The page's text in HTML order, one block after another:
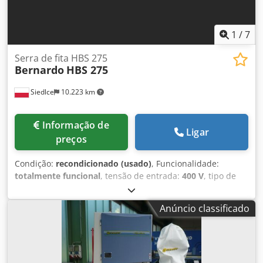
1 /7
Siedlce 10.223 km
Serra de fita HBS 275
Bernardo HBS 275
preços
Ligar
Condição: recondicionado (usado), Funcionalidade:
totalmente funcional, tensão de entrada: 400 V, tipo de
, Equipamento:
modelo Bernardo HBS 275 é um dos mais conhecidos e
respeitados modelos de serra de fita na Europa. Nesta
faixa de capacidade de corte, é sem dúvida a melhor
escolha. Serra de fita precisa para uso universal, robusta,
rígida e confiável. Braço giratório para cortes em ângulo de
Anúncio classificado